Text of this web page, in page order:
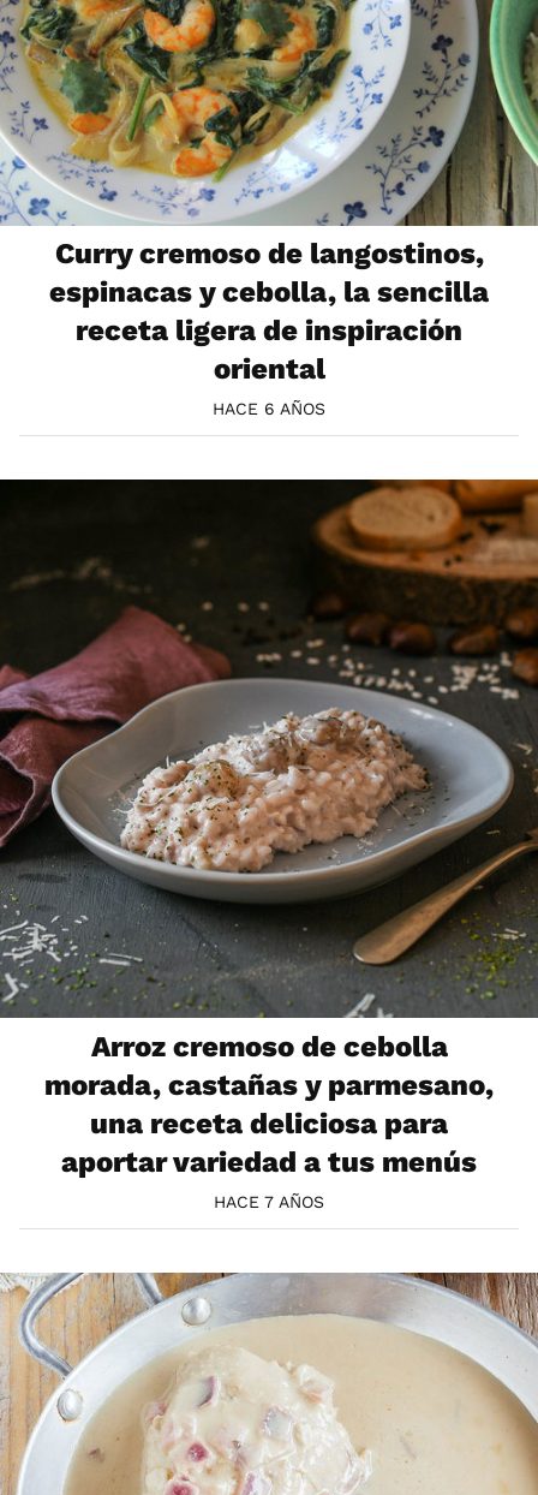
Curry cremoso de langostinos,
espinacas y cebolla, la sencilla
receta ligera de inspiración
oriental
HACE 6 AÑOS
Arroz cremoso de cebolla
morada, castañas y parmesano,
una receta deliciosa para
aportar variedad a tus menús
HACE 7 AÑOS